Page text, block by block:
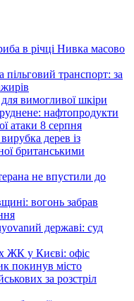
в річці Нивка масово
транспорт: за
вимогливої шкіри
нафтопродукти
атаки 8 серпня
дерев із
британськими
не впустили до
вогонь забрав
державі: суд
ЖК у Києві: офіс
покинув місто
за розстріл